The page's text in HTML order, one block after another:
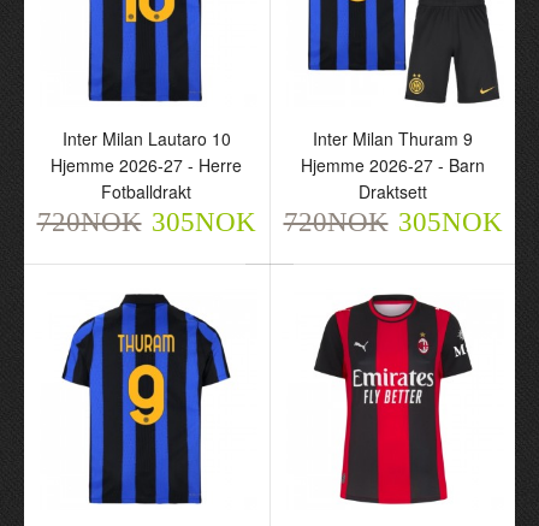
Inter Milan Hjemme
Fotballdrakt
720NOK 305NOK
Inter Milan Lautaro 10
Inter Milan Lautaro 10
Hjemme 2026-27 - Herre
Fotballdrakt
720NOK 305NOK
Inter Milan Thuram 9
Hjemme 2026-27 - Barn
Draktsett
720NOK 305NOK